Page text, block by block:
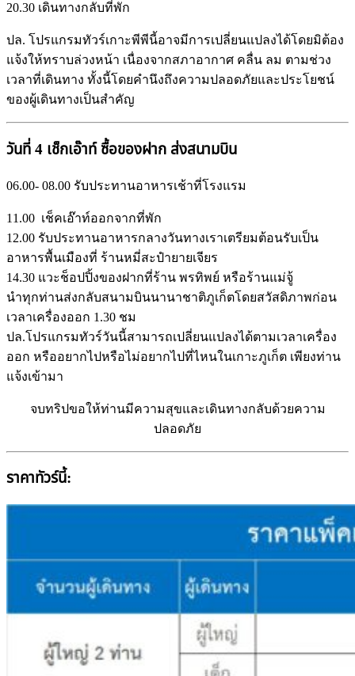
20.30 เดินทางกลับที่พัก
ปล. โปรแกรมทัวร์เกาะพีพีนี้อาจมีการเปลี่ยนแปลงได้โดยมิต้อง
แจ้งให้ทราบล่วงหน้า เนื่องจากสภาอากาศ คลื่น ลม ตามช่วง
เวลาที่เดินทาง ทั้งนี้โดยคำนึงถึงความปลอดภัยและประโยชน์
ของผู้เดินทางเป็นสำคัญ
วันที่ 4 เช็กเอ๊าท์ ซื้อของฝาก ส่งสนามบิน
06.00- 08.00 รับประทานอาหารเช้าที่โรงแรม
11.00 เช็คเอ๊าท์ออกจากที่พัก
12.00 รับประทานอาหารกลางวันทางเราเตรียมต้อนรับเป็น
อาหารพื้นเมืองที่ ร้านหมี่สะปำยายเจียร
14.30 แวะช็อปปิ้งของฝากที่ร้าน พรทิพย์ หรือร้านแม่จู้
นำทุกท่านส่งกลับสนามบินนานาชาติภูเก็ตโดยสวัสดิภาพก่อน
เวลาเครื่องออก 1.30 ชม
ปล.โปรแกรมทัวร์วันนี้สามารถเปลี่ยนแปลงได้ตามเวลาเครื่อง
ออก หรืออยากไปหรือไม่อยากไปที่ไหนในเกาะภูเก็ต เพียงท่าน
แจ้งเข้ามา
จบทริปขอให้ท่านมีความสุขและเดินทางกลับด้วยความ
ปลอดภัย
ราคาทัวร์นี้: